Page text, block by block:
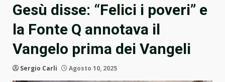
Gesù disse: “Felici i poveri” e
la Fonte Q annotava il
Vangelo prima dei Vangeli
Sergio Carli Agosto 10, 2025